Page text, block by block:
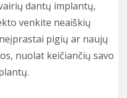
dantų implantų,
venkite neaiškių
pigių ar naujų
nuolat keičiančių savo